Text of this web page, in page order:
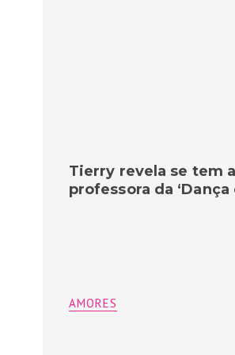
Tierry revela se tem
professora da ‘Dança
AMORES